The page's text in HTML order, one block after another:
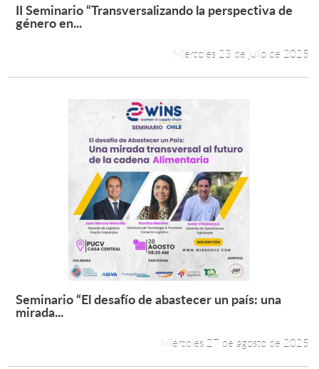
Leer más +
II Seminario “Transversalizando la perspectiva de
género en...
Miércoles 23 de julio de 2025
Leer más +
Seminario “El desafío de abastecer un país: una
mirada...
Miércoles 27 de agosto de 2025